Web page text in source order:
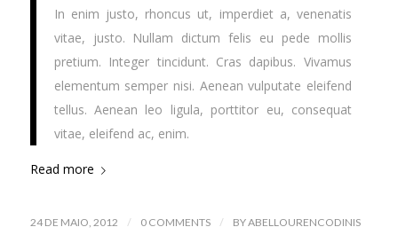
In enim justo, rhoncus ut, imperdiet a, venenatis
vitae, justo. Nullam dictum felis eu pede mollis
pretium. Integer tincidunt. Cras dapibus. Vivamus
elementum semper nisi. Aenean vulputate eleifend
tellus. Aenean leo ligula, porttitor eu, consequat
vitae, eleifend ac, enim.
Read more
24 DE MAIO, 2012 / 0 COMMENTS / BYABELLOURENCODINIS